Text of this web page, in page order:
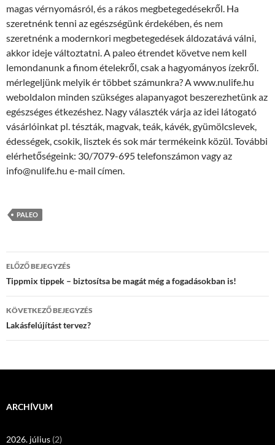
magas vérnyomásról, és a rákos megbetegedésekről. Ha
szeretnénk tenni az egészségünk érdekében, és nem
szeretnénk a modernkori megbetegedések áldozatává válni,
akkor ideje változtatni. A paleo étrendet követve nem kell
lemondanunk a finom ételekről, csak a hagyományos ízekről.
mérlegeljünk melyik ér többet számunkra? A www.nulife.hu
weboldalon minden szükséges alapanyagot beszerezhetünk az
egészséges étkezéshez. Nagy választék várja az idei látogató
vásárlóinkat pl. tészták, magvak, teák, kávék, gyümölcslevek,
édességek, csokik, lisztek és sok már termékeink közül. További
elérhetőségeink: 30/7079-695 telefonszámon vagy az
info@nulife.hu e-mail címen.
PALEO
Bejegyzések
navigációja
ELŐZŐ BEJEGYZÉS
Tippmix tippek – biztosítsa be magát még a fogadásokban is!
KÖVETKEZŐ BEJEGYZÉS
Lakásfelújítást tervez?
ARCHÍVUM
2026. július (2)